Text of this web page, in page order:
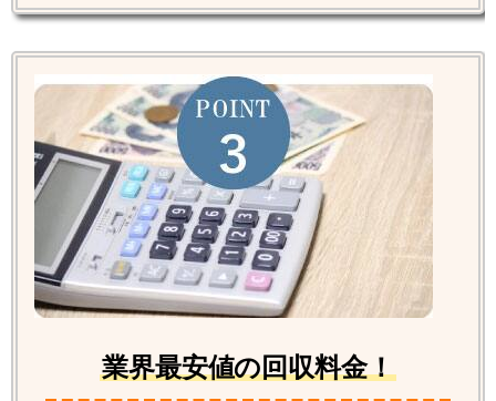
業界最安値の回収料金！